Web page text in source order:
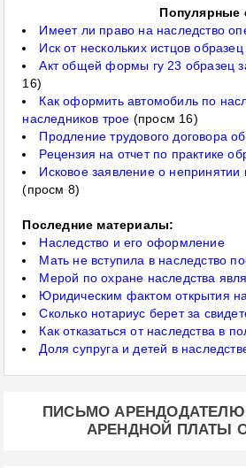
Популярные
Имеет ли право на наследство
Иск от нескольких истцов образец
Акт общей формы гу 23 образец
16)
Как оформить автомобиль по
наследников трое (просм 16)
Продление трудового договора
Рецензия на отчет по практике
Исковое заявление о непринятии
(просм 8)
Последние материалы:
Наследство и его оформление
Мать не вступила в наследство
Мерой по охране наследства
Юридическим фактом открытия
Сколько нотариус берет за
Как отказаться от наследства в
Доля супруга и детей в
ПИСЬМО
АРЕНДНОЙ ПЛАТЫ